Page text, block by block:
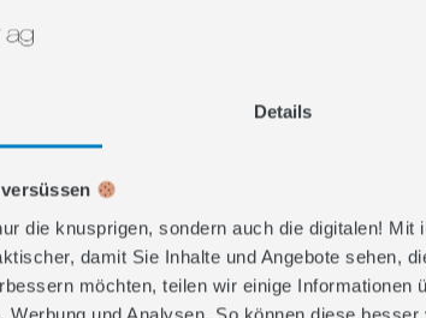
Details
die knusprigen, sondern auch die digitalen! Mit
damit Sie Inhalte und Angebote sehen,
möchten, teilen wir einige Informationen